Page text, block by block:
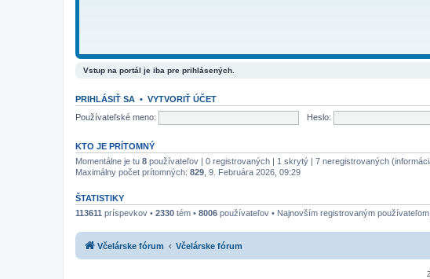
Vstup na portál je iba pre prihlásených.
PRIHLÁSIŤ SA • VYTVORIŤ ÚČET
Používateľské meno:
Heslo:
KTO JE PRÍTOMNÝ
Momentálne je tu 8 používateľov | 0 registrovaných | 1 skrytý | 7 neregistrovaných
Maximálny počet prítomných: 829 , 9. Februára 2026, 09:29
ŠTATISTIKY
113611 príspevkov • 2330 tém • 8006 používateľov • Najnovším registrovaným
Včelárske fórum Včelárske fórum